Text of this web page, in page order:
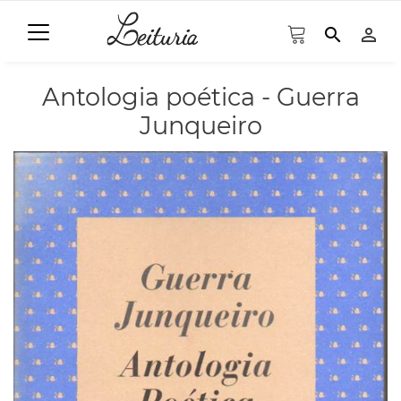
search person_outline
Antologia poética - Guerra
Junqueiro